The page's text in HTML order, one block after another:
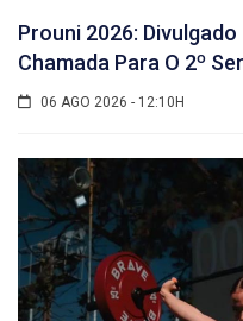
Prouni 2026:
Chamada Para O 2º
06 AGO 2026 - 12:10H